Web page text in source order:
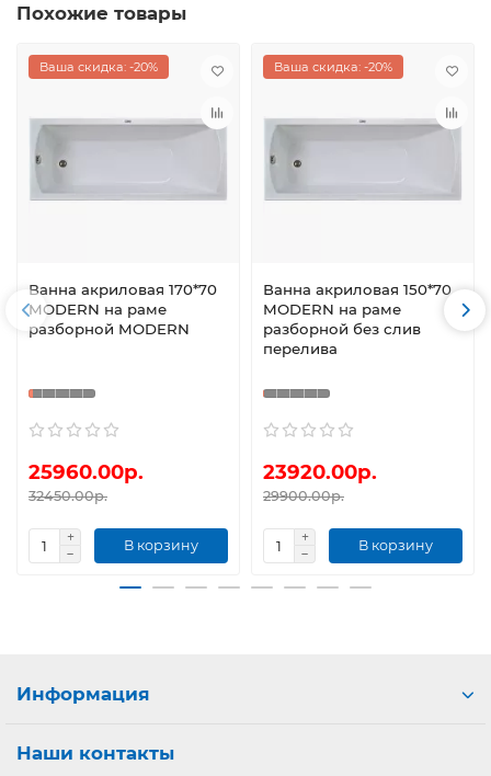
Похожие товары
Ваша скидка: -20%
Ванна акриловая 170*70
MODERN на раме
разборной MODERN
25960.00р.
32450.00р.
В корзину
Ваша скидка: -20%
Ванна акриловая 150*70
MODERN на раме
разборной без слив
перелива
23920.00р.
29900.00р.
В корзину
Информация
Наши контакты